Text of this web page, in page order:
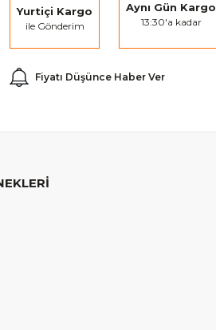
Yurtiçi Kargo
ile Gönderim
Aynı Gün Kargo
13:30'a kadar
Fiyatı Düşünce Haber Ver